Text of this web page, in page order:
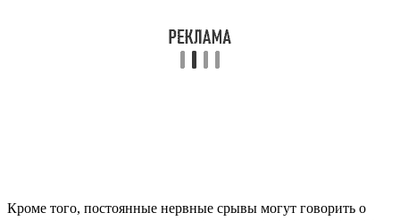
Кроме того, постоянные нервные срывы могут говорить о